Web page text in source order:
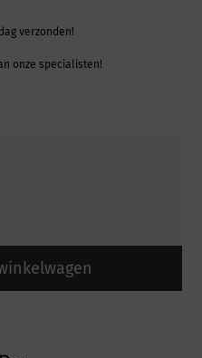
verzonden!
onze specialisten!